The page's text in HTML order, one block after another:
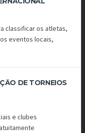
classificar os atletas,
eventos locais,
DE TORNEIOS
e clubes